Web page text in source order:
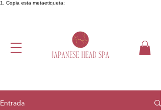
1. Copia esta metaetiqueta:
Entrada